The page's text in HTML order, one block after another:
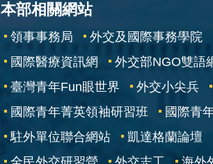
本部相關網站
領事事務局 外交及國際事務學院
國際醫療資訊網
外交部NGO雙語
臺灣青年Fun眼世界
外交小尖兵
國際青年菁英領袖研習班
國際青
駐外單位聯合網站
凱達格蘭論壇